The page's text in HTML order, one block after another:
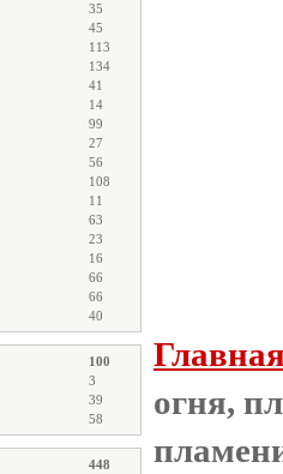
35
45
113
134
41
14
99
27
56
108
11
63
23
16
66
66
40
100
3
39
58
448
огня,